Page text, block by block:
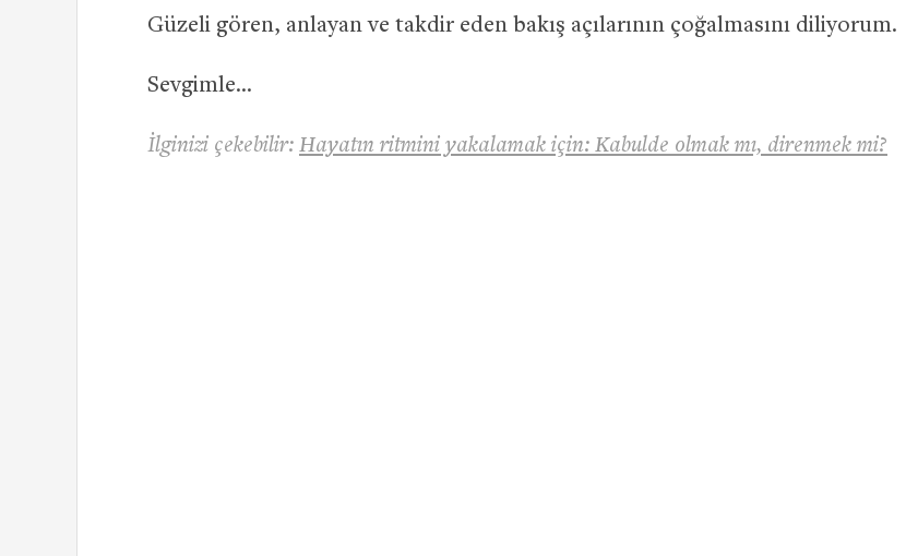
Güzeli gören, anlayan ve takdir eden bakış açılarının çoğalmasını diliyorum.
Sevgimle…
İlginizi çekebilir: Hayatın ritmini yakalamak için: Kabulde olmak mı, direnmek mi?